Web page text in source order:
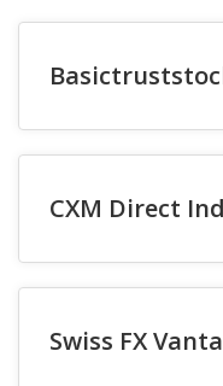
CXM Direct
Swiss FX